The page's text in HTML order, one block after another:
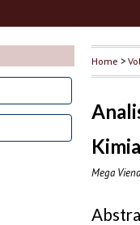
Home >
Mega